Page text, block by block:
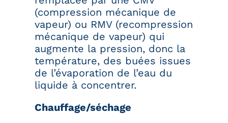
(compression mécanique de
vapeur) ou RMV (recompression
mécanique de vapeur) qui
augmente la pression, donc la
température, des buées issues
de l’évaporation de l’eau du
liquide à concentrer.
Chauffage/séchage